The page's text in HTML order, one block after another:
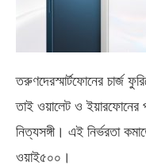
তরুণদেরস্মার্টফোনের চার্জ
তাই ওয়ালেট ও ইয়ারফোনের
নিত্যসঙ্গী। এই নির্ভরতা
ওয়াই৫০০ ।